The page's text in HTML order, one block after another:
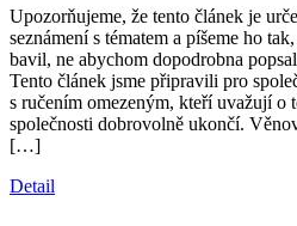
Upozorňujeme, že tento článek je
seznámení s tématem a píšeme ho
bavil, ne abychom dopodrobna
Tento článek jsme připravili pro
s ručením omezeným, kteří uvažují o
společnosti dobrovolně ukončí.
[…]
Detail